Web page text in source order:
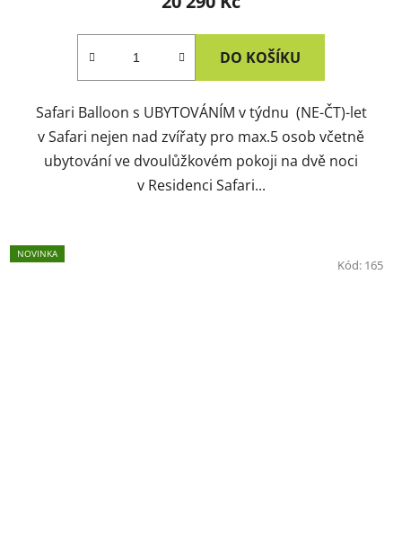
DO KOŠÍKU
Safari Balloon s UBYTOVÁNÍM v týdnu (NE-ČT)-let
v Safari nejen nad zvířaty pro max.5 osob včetně
ubytování ve dvoulůžkovém pokoji na dvě noci
v Residenci Safari...
NOVINKA
Kód: 165